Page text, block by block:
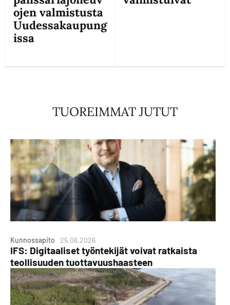
ojen valmistusta
Uudessakaupung
issa
TUOREIMMAT JUTUT
Kunnossapito 25.06.2026
IFS: Digitaaliset työntekijät voivat ratkaista
teollisuuden tuottavuushaasteen